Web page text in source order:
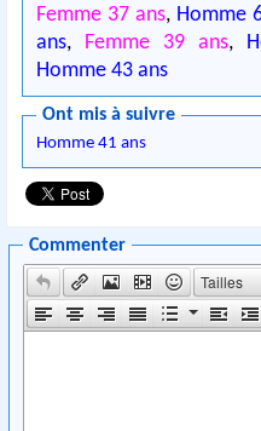
Femme 37 ans, Homme
ans, Femme 39 ans,
Homme 43 ans
Ont mis à suivre
Homme 41 ans
Commenter
Tailles